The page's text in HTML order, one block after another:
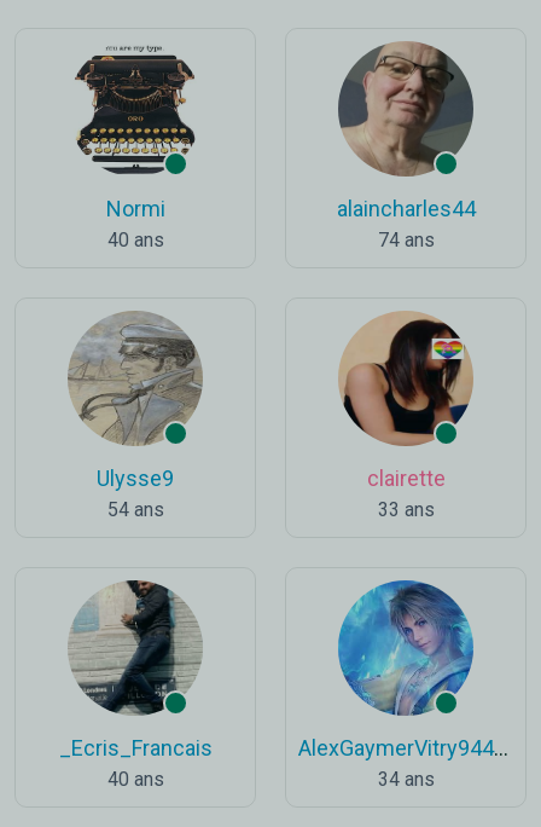
Normi
40 ans
alaincharles44
74 ans
Ulysse9
54 ans
clairette
33 ans
_Ecris_Francais
40 ans
AlexGaymerVitry94400
34 ans